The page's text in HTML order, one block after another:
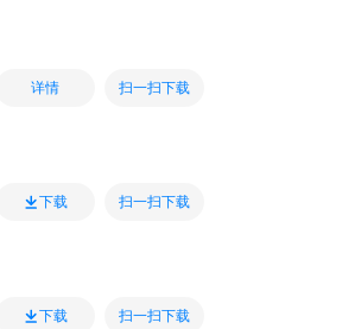
详情 扫一扫下载
下载 扫一扫下载
下载 扫一扫下载